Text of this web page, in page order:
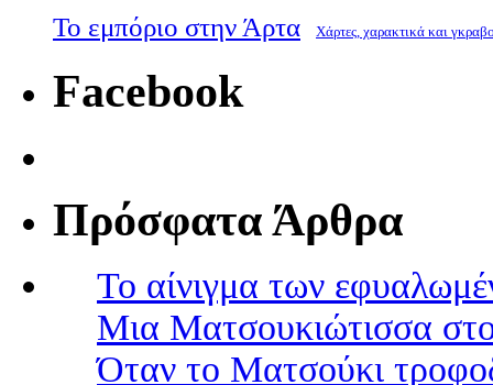
Το εμπόριο στην Άρτα Χάρτες, χαρακτικά και
Facebook
Πρόσφατα Άρθρα
Το αίνιγμα των
Μια Ματσουκιώτισσα
Όταν το Ματσούκι